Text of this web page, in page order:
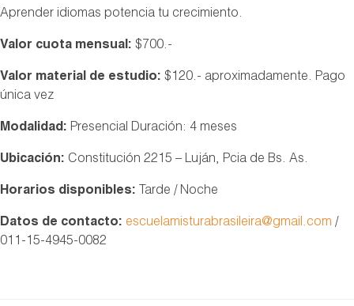
Aprender idiomas potencia tu crecimiento.
Valor cuota mensual: $700.-
Valor material de estudio: $120.- aproximadamente. Pago
única vez
Modalidad: Presencial Duración: 4 meses
Ubicación: Constitución 2215 – Luján, Pcia de Bs. As.
Horarios disponibles: Tarde / Noche
Datos de contacto: escuelamisturabrasileira@gmail.com /
011-15-4945-0082